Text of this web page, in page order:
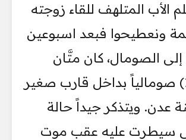
الأب المتلهف للقاء زوجته
ونعطيحوا فبعد اسبوعين
الصومال، كان متَّان
ضمن (120) صومالياً بداخل قارب صغير
عدن. ويتذكر جيداً حالة
سيطرت عليه عقب موت